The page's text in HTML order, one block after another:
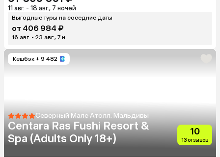
11 авг. - 18 авг., 7 ночей
Выгодные туры на соседние даты
от 406 984 ₽
16 авг. - 23 авг., 7 н.
Кешбэк + 9 482
Северный Мале Атолл, Мальдивы
Centara Ras Fushi Resort &
Spa (Adults Only 18+)
10
13 отзывов